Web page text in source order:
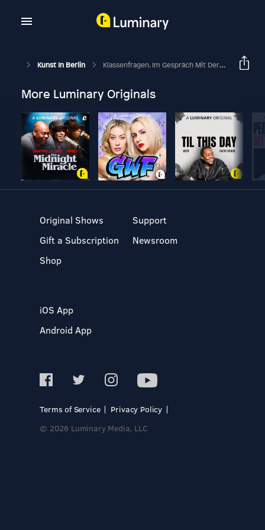
Kunst In Berlin Klassenfragen. Im Gespräch Mit Der NGbK-Arbeitsgruppe
More Luminary Originals
Original Shows
Gift a Subscription
Shop
Support
Newsroom
iOS App
Android App
Terms of Service
Privacy Policy
© 2026 Luminary Media, LLC